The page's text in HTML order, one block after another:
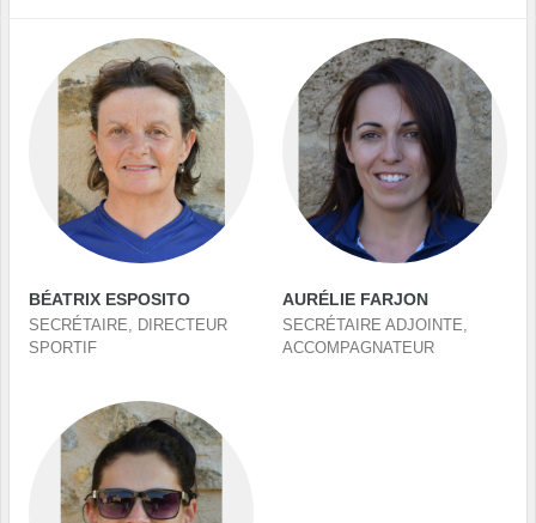
BÉATRIX ESPOSITO
SECRÉTAIRE, DIRECTEUR
SPORTIF
AURÉLIE FARJON
SECRÉTAIRE ADJOINTE,
ACCOMPAGNATEUR